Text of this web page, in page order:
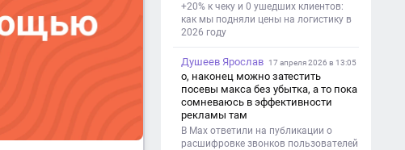
основные понятия. - Практическая
глава: что сделано (исследование,
опрос, создание изделия и т. д.). -
Заключение - Краткие выводы по
проекту. - Достигнута ли цель. -
Практическая значимость работы.
5. Список литературы Перечень
использованных книг, статей,
сайтов. 6. Приложения (по
необходимости) Таблицы,
+20% к чеку и 0 ушедших клиентов:
как мы подняли цены на логистику в
2026 году
Душеев Ярослав 17 апреля 2026 в 13:05
о, наконец можно затестить
посевы макса без убытка, а то пока
сомневаюсь в эффективности
рекламы там
В Max ответили на публикации о
расшифровке звонков пользователей